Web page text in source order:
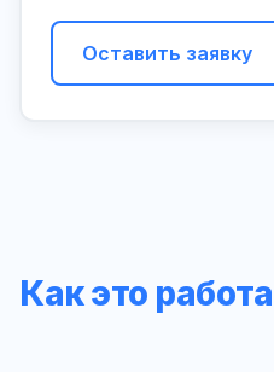
Оставить заявку
Как это